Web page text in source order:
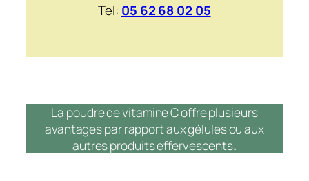
Tel: 05 62 68 02 05
La poudre de vitamine C offre plusieurs
avantages par rapport aux gélules ou aux
autres produits effervescents.